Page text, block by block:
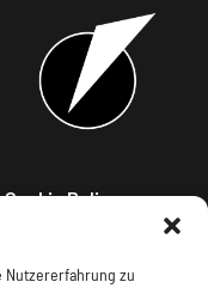
Nutzererfahrung zu
Cookie Policy